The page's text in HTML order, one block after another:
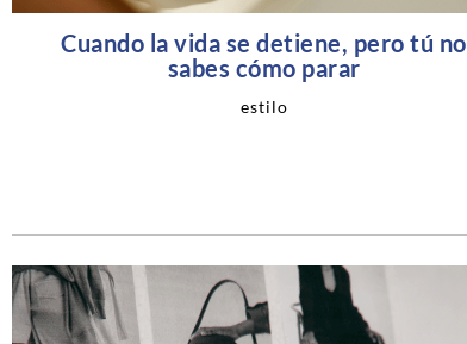
Cuando la vida se detiene, pero tú no
sabes cómo parar
estilo